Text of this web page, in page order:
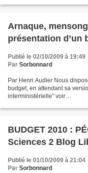
Arnaque,
présentation d’un
Publié le 02/10/2009 à 19:49
Par Sorbonnard
Par Henri Audier Nous
budget, en attendant sa
interministérielle" voir
bliques/recherche.pdf)...
BUDGET 2010 :
Sciences 2 Blog
Publié le 01/10/2009 à 21:04
Par Sorbonnard